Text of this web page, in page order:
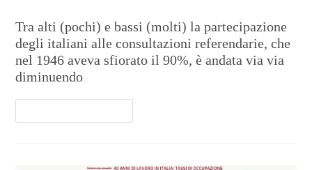
Tra alti (pochi) e bassi (molti) la partecipazione
degli italiani alle consultazioni referendarie, che
nel 1946 aveva sfiorato il 90%, è andata via via
diminuendo